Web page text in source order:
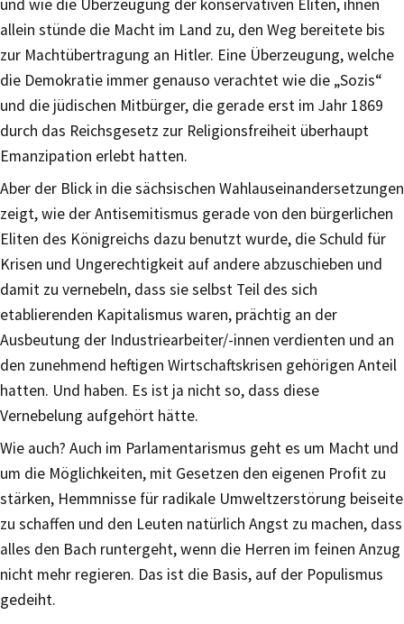
und wie die Überzeugung der konservativen Eliten, ihnen
allein stünde die Macht im Land zu, den Weg bereitete bis
zur Machtübertragung an Hitler. Eine Überzeugung, welche
die Demokratie immer genauso verachtet wie die „Sozis“
und die jüdischen Mitbürger, die gerade erst im Jahr 1869
durch das Reichsgesetz zur Religionsfreiheit überhaupt
Emanzipation erlebt hatten.
Aber der Blick in die sächsischen Wahlauseinandersetzungen
zeigt, wie der Antisemitismus gerade von den bürgerlichen
Eliten des Königreichs dazu benutzt wurde, die Schuld für
Krisen und Ungerechtigkeit auf andere abzuschieben und
damit zu vernebeln, dass sie selbst Teil des sich
etablierenden Kapitalismus waren, prächtig an der
Ausbeutung der Industriearbeiter/-innen verdienten und an
den zunehmend heftigen Wirtschaftskrisen gehörigen Anteil
hatten. Und haben. Es ist ja nicht so, dass diese
Vernebelung aufgehört hätte.
Wie auch? Auch im Parlamentarismus geht es um Macht und
um die Möglichkeiten, mit Gesetzen den eigenen Profit zu
stärken, Hemmnisse für radikale Umweltzerstörung beiseite
zu schaffen und den Leuten natürlich Angst zu machen, dass
alles den Bach runtergeht, wenn die Herren im feinen Anzug
nicht mehr regieren. Das ist die Basis, auf der Populismus
gedeiht.